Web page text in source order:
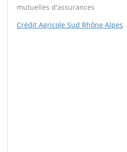
mutuelles d'assurances
Crédit Agricole Sud Rhône Alpes